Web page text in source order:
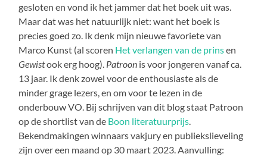
gesloten en vond ik het jammer dat het boek uit was.
Maar dat was het natuurlijk niet: want het boek is
precies goed zo. Ik denk mijn nieuwe favoriete van
Marco Kunst (al scoren Het verlangen van de prinsen
Gewistook erg hoog). Patroon is voor jongeren vanaf ca.
13 jaar. Ik denk zowel voor de enthousiaste als de
minder grage lezers, en om voor te lezen in de
onderbouw VO. Bij schrijven van dit blog staat Patroon
op de shortlist van de Boon literatuurprijs
Bekendmakingen winnaars vakjury en publiekslieveling
zijn over een maand op 30 maart 2023. Aanvulling: